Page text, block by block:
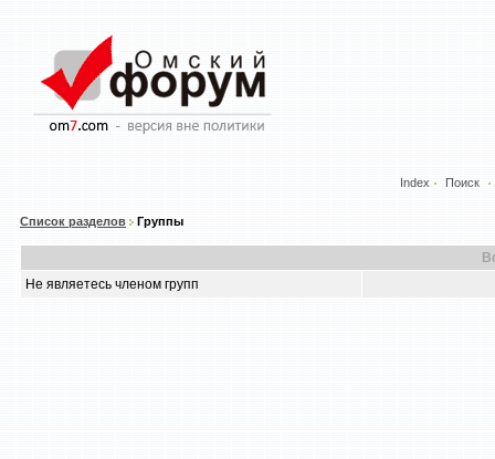
Index Поиск
Список разделов Группы
Не являетесь членом групп